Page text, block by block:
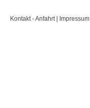
Kontakt - Anfahrt| Impressum